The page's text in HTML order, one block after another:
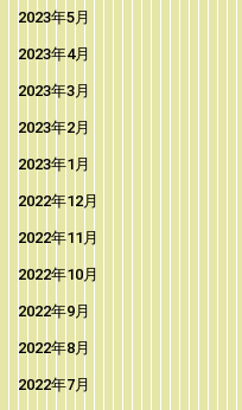
2023年5月
2023年4月
2023年3月
2023年2月
2023年1月
2022年12月
2022年11月
2022年10月
2022年9月
2022年8月
2022年7月